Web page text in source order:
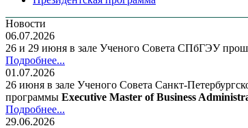
Новости
06.07.2026
26 и 29 июня в зале Ученого Совета СПбГЭУ
Подробнее...
01.07.2026
26 июня в зале Ученого Совета Санкт-
программы Executive Master of Business
Подробнее...
29.06.2026